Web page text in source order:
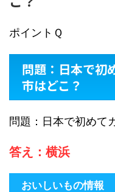
ポイントＱ
問題：日本で初
市はどこ？
問題：日本で初めて
答え：横浜
おいしいもの情報